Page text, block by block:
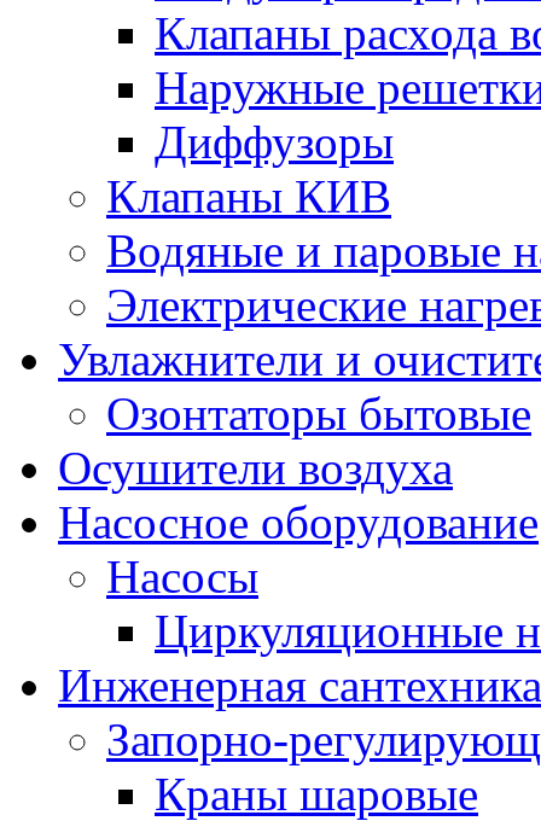
Клапаны расхода
Наружные
Диффузоры
Клапаны КИВ
Водяные и паровые
Электрические
Увлажнители и
Озонтаторы бытовые
Осушители воздуха
Насосное оборудование
Насосы
Циркуляционные
Инженерная сантехника
Запорно-
Краны шаровые